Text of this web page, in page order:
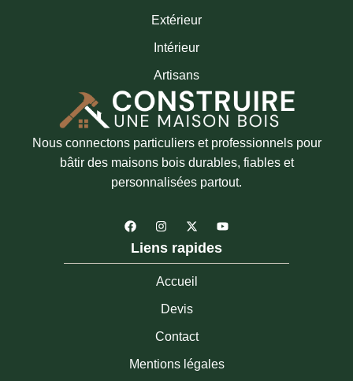
Extérieur
Intérieur
Artisans
Nous connectons particuliers et professionnels pour
bâtir des maisons bois durables, fiables et
personnalisées partout.
F
a
c
e
b
I
n
s
t
a
g
a
m
X
-
t
w
i
t
r
Y
o
t
u
Liens rapides
Accueil
Devis
Contact
Mentions légales